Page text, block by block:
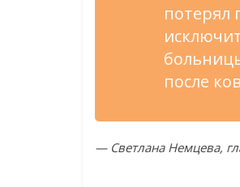
потерял
после
— Светлана Немцева,